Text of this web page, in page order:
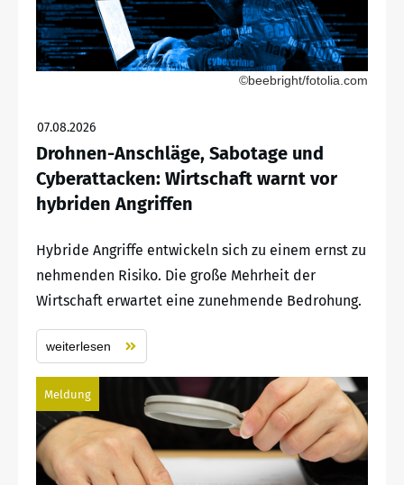
©beebright/fotolia.com
07.08.2026
Drohnen-Anschläge, Sabotage und
Cyberattacken: Wirtschaft warnt vor
hybriden Angriffen
Hybride Angriffe entwickeln sich zu einem ernst zu
nehmenden Risiko. Die große Mehrheit der
Wirtschaft erwartet eine zunehmende Bedrohung.
weiterlesen
Meldung